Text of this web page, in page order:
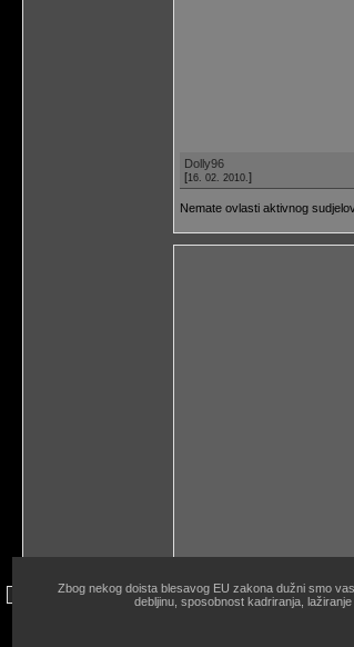
Dolly96
[16. 02. 2010. ]
Nemate ovlasti aktivnog
site copyright © 1998.-2026. Janko
Zbog nekog doista blesavog EU zakona dužni smo
debljinu, sposobnost kadriranja,